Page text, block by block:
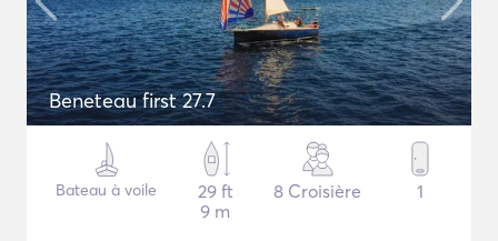
Beneteau first 27.7
Bateau à voile
29 ft
9 m
8 Croisière 1